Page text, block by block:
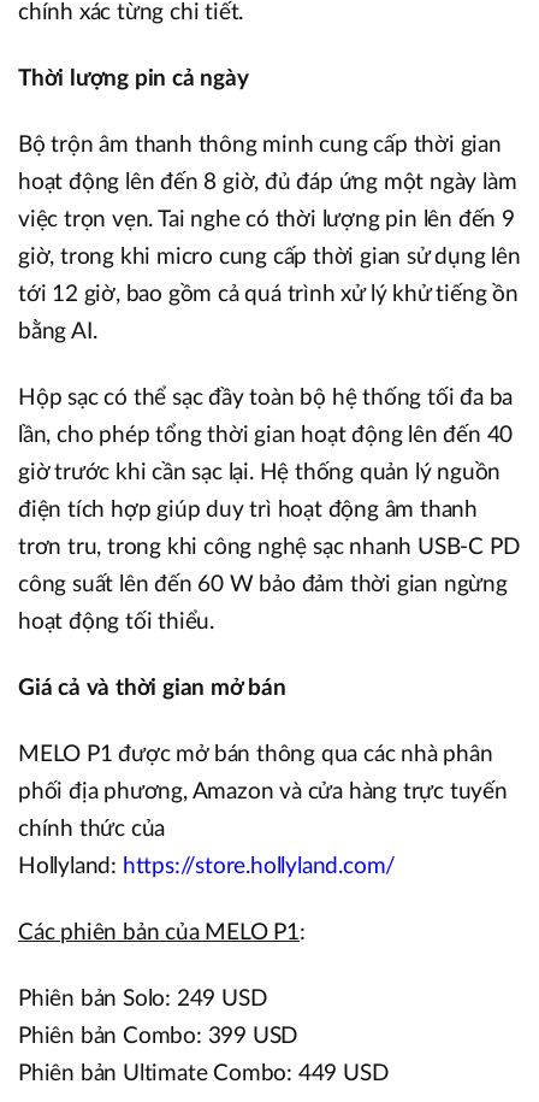
chính xác từng chi tiết.
Thời lượng pin cả ngày
Bộ trộn âm thanh thông minh cung cấp thời gian
hoạt động lên đến 8 giờ, đủ đáp ứng một ngày làm
việc trọn vẹn. Tai nghe có thời lượng pin lên đến 9
giờ, trong khi micro cung cấp thời gian sử dụng lên
tới 12 giờ, bao gồm cả quá trình xử lý khử tiếng ồn
bằng AI.
Hộp sạc có thể sạc đầy toàn bộ hệ thống tối đa ba
lần, cho phép tổng thời gian hoạt động lên đến 40
giờ trước khi cần sạc lại. Hệ thống quản lý nguồn
điện tích hợp giúp duy trì hoạt động âm thanh
trơn tru, trong khi công nghệ sạc nhanh USB-C PD
công suất lên đến 60 W bảo đảm thời gian ngừng
hoạt động tối thiểu.
Giá cả và thời gian mở bán
MELO P1 được mở bán thông qua các nhà phân
phối địa phương, Amazon và cửa hàng trực tuyến
chính thức của
Hollyland: https://store.hollyland.com/
Các phiên bản của MELO P1:
Phiên bản Solo: 249 USD
Phiên bản Combo: 399 USD
Phiên bản Ultimate Combo: 449 USD